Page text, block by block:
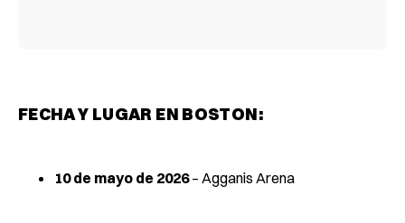
FECHA Y LUGAR EN BOSTON:
10 de mayo de 2026– Agganis Arena